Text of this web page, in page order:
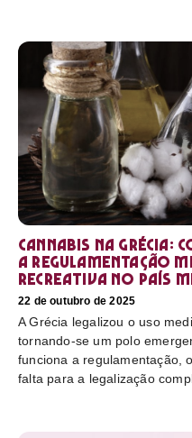
Cannabis na Grécia:
a regulamentação
recreativa no país
22 de outubro de 2025
A Grécia legalizou o uso
tornando-se um polo
funciona a regulamentação,
falta para a legalização